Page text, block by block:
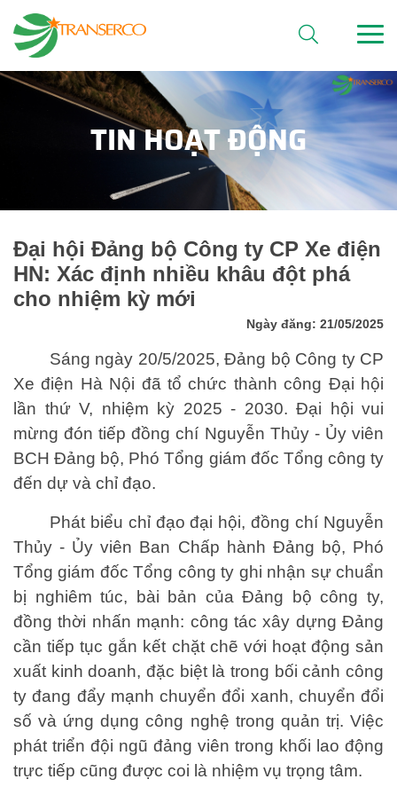
TIN HOẠT ĐỘNG
Đại hội Đảng bộ Công ty CP Xe điện
HN: Xác định nhiều khâu đột phá
cho nhiệm kỳ mới
Ngày đăng: 21/05/2025
Sáng ngày 20/5/2025, Đảng bộ Công ty CP
Xe điện Hà Nội đã tổ chức thành công Đại hội
lần thứ V, nhiệm kỳ 2025 - 2030. Đại hội vui
mừng đón tiếp đồng chí Nguyễn Thủy - Ủy viên
BCH Đảng bộ, Phó Tổng giám đốc Tổng công ty
đến dự và chỉ đạo.
Phát biểu chỉ đạo đại hội, đồng chí Nguyễn
Thủy - Ủy viên Ban Chấp hành Đảng bộ, Phó
Tổng giám đốc Tổng công ty ghi nhận sự chuẩn
bị nghiêm túc, bài bản của Đảng bộ công ty,
đồng thời nhấn mạnh: công tác xây dựng Đảng
cần tiếp tục gắn kết chặt chẽ với hoạt động sản
xuất kinh doanh, đặc biệt là trong bối cảnh công
ty đang đẩy mạnh chuyển đổi xanh, chuyển đổi
số và ứng dụng công nghệ trong quản trị. Việc
phát triển đội ngũ đảng viên trong khối lao động
trực tiếp cũng được coi là nhiệm vụ trọng tâm.